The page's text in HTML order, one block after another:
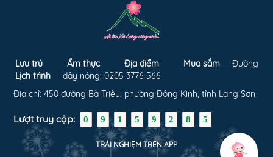
Lưu trú Ẩm thực Địa điểm
Mua sắm
Lịch trình
Đường
dây nóng: 0205 3776 566
Địa chỉ: 450 đường Bà Triệu, phường Đông Kinh, tỉnh Lạng Sơn
Lượt truy cập: 0 9 1 5 9 2 8 5
TRẢI NGHIỆM TRÊN APP